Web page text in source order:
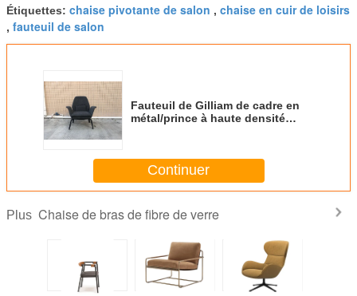
Étiquettes: chaise pivotante de salon , chaise en cuir de loisirs
, fauteuil de salon
Fauteuil de Gilliam de cadre en
métal/prince à haute densité
Continuer
Plus Chaise de bras de fibre de verre